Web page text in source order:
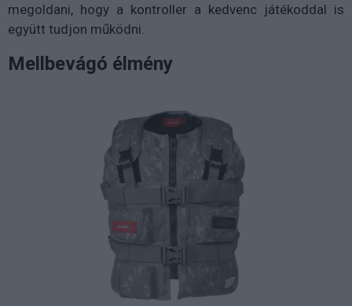
megoldani, hogy a kontroller a kedvenc játékoddal is
együtt tudjon működni.
Mellbevágó élmény